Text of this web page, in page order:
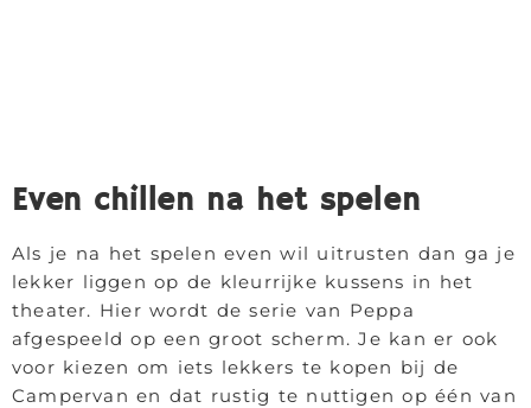
Even chillen na het spelen
Als je na het spelen even wil uitrusten dan ga je
lekker liggen op de kleurrijke kussens in het
theater. Hier wordt de serie van Peppa
afgespeeld op een groot scherm. Je kan er ook
voor kiezen om iets lekkers te kopen bij de
Campervan en dat rustig te nuttigen op één van